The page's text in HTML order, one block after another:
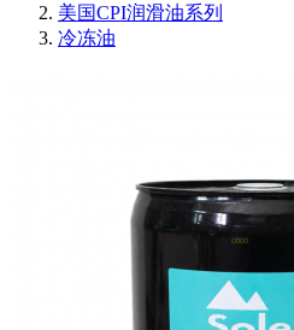
美国CPI润滑油系列
冷冻油